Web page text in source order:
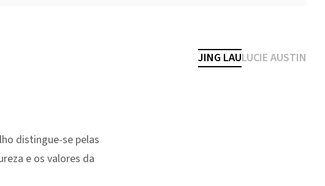
JING LAULUCIE AUSTIN
distingue-se pelas
e os valores da